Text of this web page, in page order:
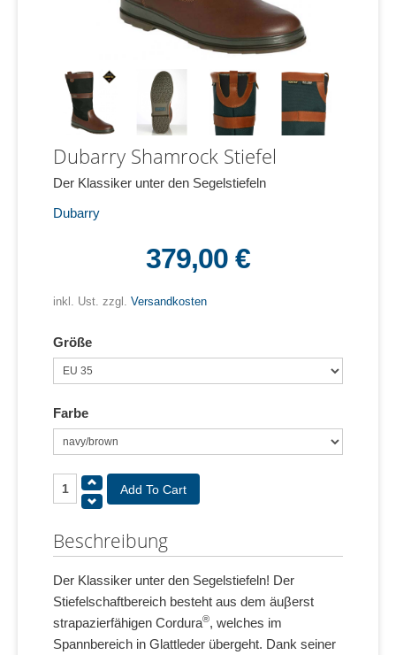
Dubarry Shamrock Stiefel
Der Klassiker unter den Segelstiefeln
Dubarry
379,00 €
inkl. Ust. zzgl. Versandkosten
Größe
Farbe
Beschreibung
Der Klassiker unter den Segelstiefeln! Der
Stiefelschaftbereich besteht aus dem äuβerst
strapazierfähigen Cordura®, welches im
Spannbereich in Glattleder übergeht. Dank seiner